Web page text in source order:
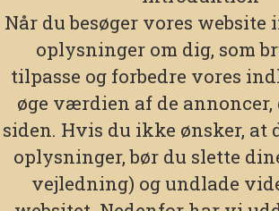
Når du besøger vores website
oplysninger om dig, som
tilpasse og forbedre vores
øge værdien af de annoncer,
siden. Hvis du ikke ønsker, at
oplysninger, bør du slette
vejledning) og undlade